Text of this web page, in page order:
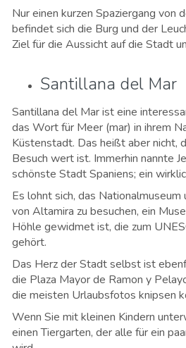
Nur einen kurzen Spaziergang von
befindet sich die Burg und der
Ziel für die Aussicht auf die Stadt
Santillana del Mar
Santillana del Mar ist eine
das Wort für Meer (mar) in ihrem
Küstenstadt. Das heißt aber nicht,
Besuch wert ist. Immerhin nannte
schönste Stadt Spaniens; ein
Es lohnt sich, das Nationalmuseum
von Altamira zu besuchen, ein
Höhle gewidmet ist, die zum
gehört.
Das Herz der Stadt selbst ist
die Plaza Mayor de Ramon y
die meisten Urlaubsfotos knipsen
Wenn Sie mit kleinen Kindern
einen Tiergarten, der alle für ein